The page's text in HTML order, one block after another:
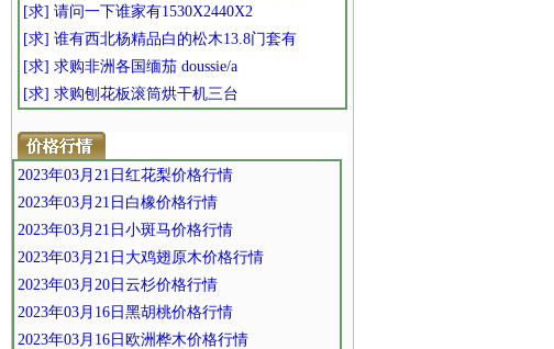
[求] 请问一下谁家有1530X2440X2
[求] 谁有西北杨精品白的松木13.8门套有
[求] 求购非洲各国缅茄 doussie/a
[求] 求购刨花板滚筒烘干机三台
2023年03月21日红花梨价格行情
2023年03月21日白橡价格行情
2023年03月21日小斑马价格行情
2023年03月21日大鸡翅原木价格行情
2023年03月20日云杉价格行情
2023年03月16日黑胡桃价格行情
2023年03月16日欧洲桦木价格行情